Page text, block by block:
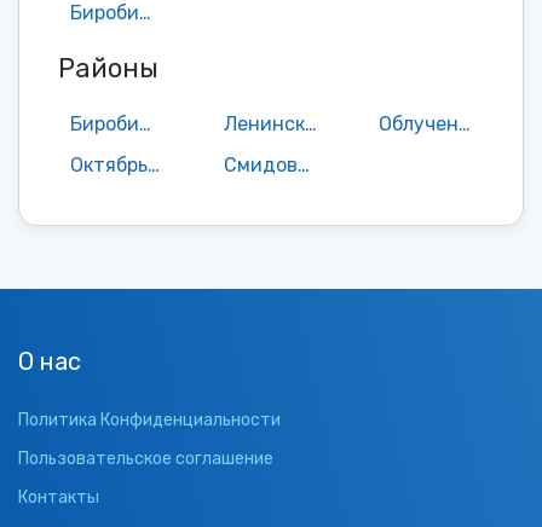
Биробиджан
Районы
Биробиджанский район Ленинский район
Облученский район
Октябрьский район
Смидовичский район
О нас
Политика Конфиденциальности
Пользовательское соглашение
Контакты